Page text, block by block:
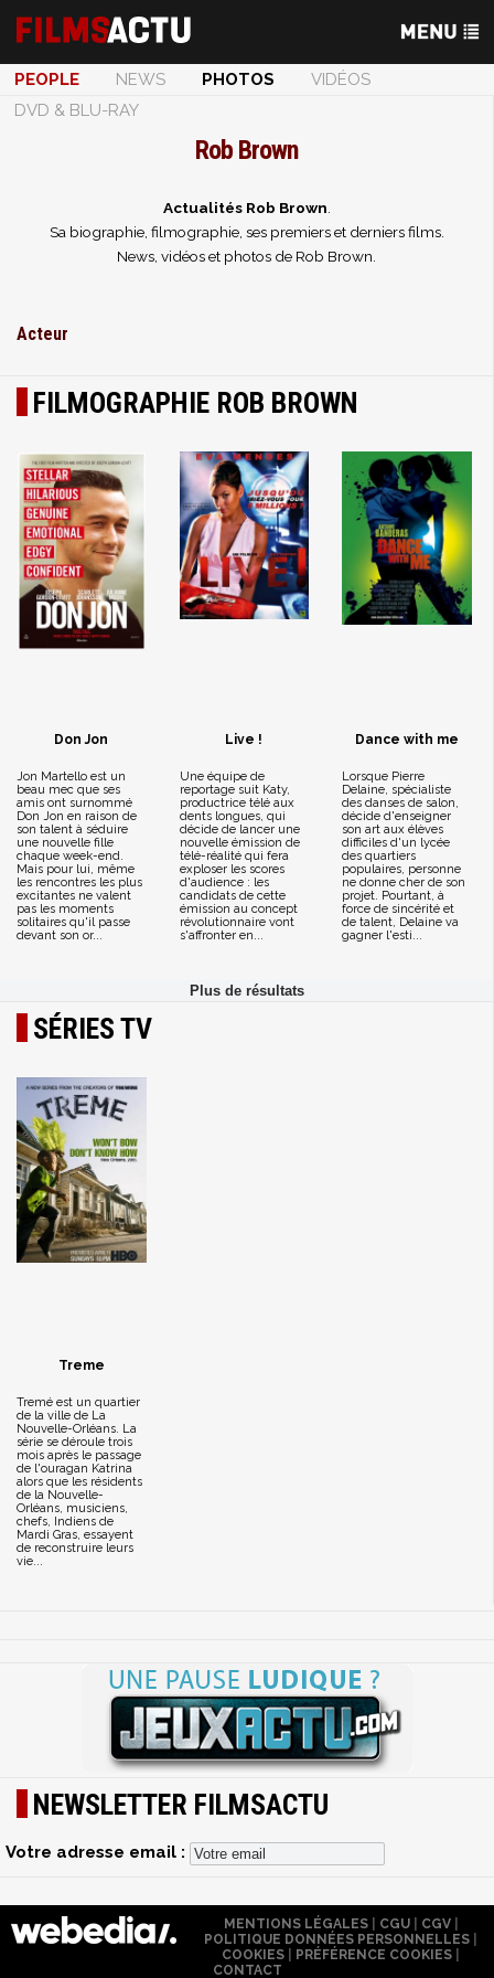
PEOPLE NEWS PHOTOS
VIDÉOS
DVD & BLU-RAY
Rob Brown
Actualités Rob Brown
Sa biographie, filmographie, ses premiers et derniers films.
News, vidéos et photos de Rob Brown.
Acteur
FILMOGRAPHIE ROB BROWN
Don Jon
Jon Martello est un
beau mec que ses
amis ont surnommé
Don Jon en raison de
son talent à séduire
une nouvelle fille
chaque week-end.
Mais pour lui, même
les rencontres les plus
excitantes ne valent
pas les moments
solitaires qu'il passe
devant son or...
Live !
Une équipe de
reportage suit Katy,
productrice télé aux
dents longues, qui
décide de lancer une
nouvelle émission de
télé-réalité qui fera
exploser les scores
d'audience : les
candidats de cette
émission au concept
révolutionnaire vont
s'affronter en...
Dance with me
Lorsque Pierre
Delaine, spécialiste
des danses de salon,
décide d'enseigner
son art aux élèves
difficiles d'un lycée
des quartiers
populaires, personne
ne donne cher de son
projet. Pourtant, à
force de sincérité et
de talent, Delaine va
gagner l'esti...
SÉRIES TV
Treme
Tremé est un quartier
de la ville de La
Nouvelle-Orléans. La
série se déroule trois
mois après le passage
de l'ouragan Katrina
alors que les résidents
de la Nouvelle-
Orléans, musiciens,
chefs, Indiens de
Mardi Gras, essayent
de reconstruire leurs
vie...
NEWSLETTER FILMSACTU
Votre adresse email :
MENTIONS LÉGALES| CGU| CGV|
POLITIQUE DONNÉES PERSONNELLES
COOKIES
PRÉFÉRENCE COOKIES
CONTACT